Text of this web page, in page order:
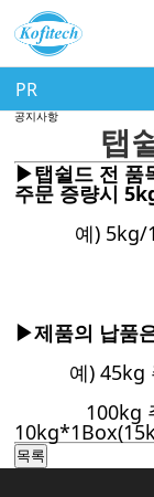
PR
공지사항
탭
▶탭쉴드 전 품
주문 증량시
예) 5kg/
▶제품의 납품
예) 45kg 주
100kg 주
목록